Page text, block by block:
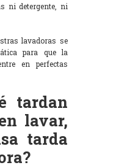
ni detergente, ni
lavadoras se
para que la
en perfectas
tardan
lavar,
tarda